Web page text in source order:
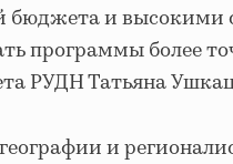
бюджета и высокими
программы более
РУДН Татьяна
и